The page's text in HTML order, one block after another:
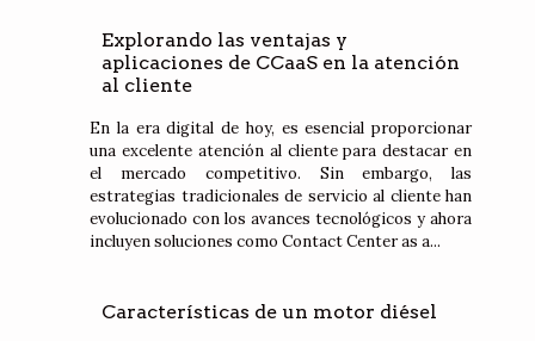
Explorando las ventajas y
aplicaciones de CCaaS en la atención
al cliente
En la era digital de hoy, es esencial proporcionar
una excelente atención al cliente para destacar en
el mercado competitivo. Sin embargo, las
estrategias tradicionales de servicio al cliente han
evolucionado con los avances tecnológicos y ahora
incluyen soluciones como Contact Center as a...
Características de un motor diésel